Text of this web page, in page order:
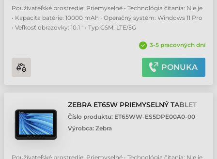
Používateľské prostredie: Priemyselné • Technológia čítania: Nie je
• Kapacita batérie: 10000 mAh • Operačný systém: Windows 11 Pro
• Veľkosť obrazovky: 10.1 " • Typ GSM: LTE/5G
3-5 pracovných dní
PONUKA
ZEBRA ET65W PRIEMYSELNÝ TABLET
Číslo produktu: ET65WW-ES5DPE00A0-00
Výrobca: Zebra
Používateľské prostredie: Priemyselné • Technológia čítania: Nie je